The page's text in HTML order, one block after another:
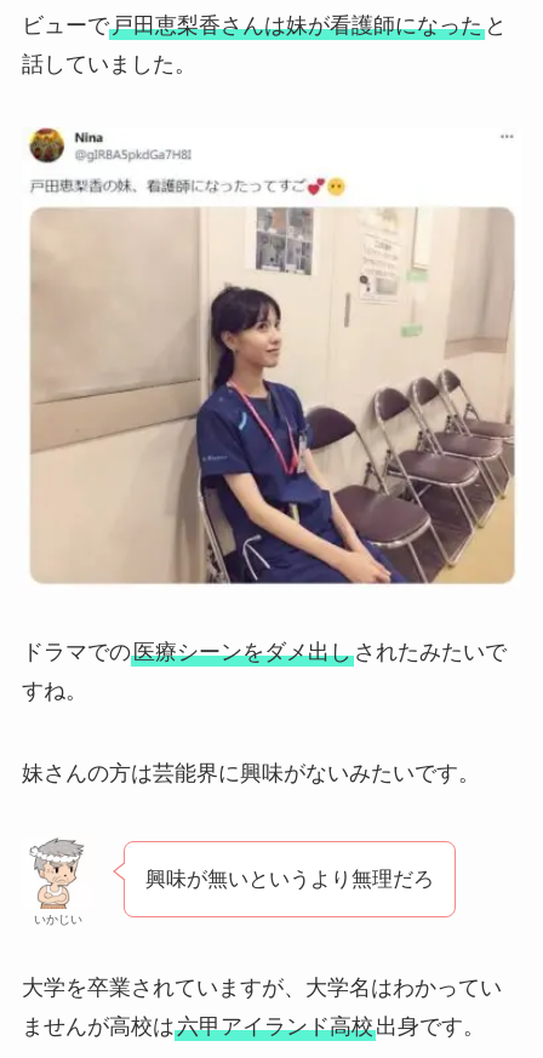
ビューで戸田恵梨香さんは妹が看護師になったと
話していました。
ドラマでの医療シーンをダメ出しされたみたいで
すね。
妹さんの方は芸能界に興味がないみたいです。
いかじい
興味が無いというより無理だろ
大学を卒業されていますが、大学名はわかってい
ませんが高校は六甲アイランド高校出身です。